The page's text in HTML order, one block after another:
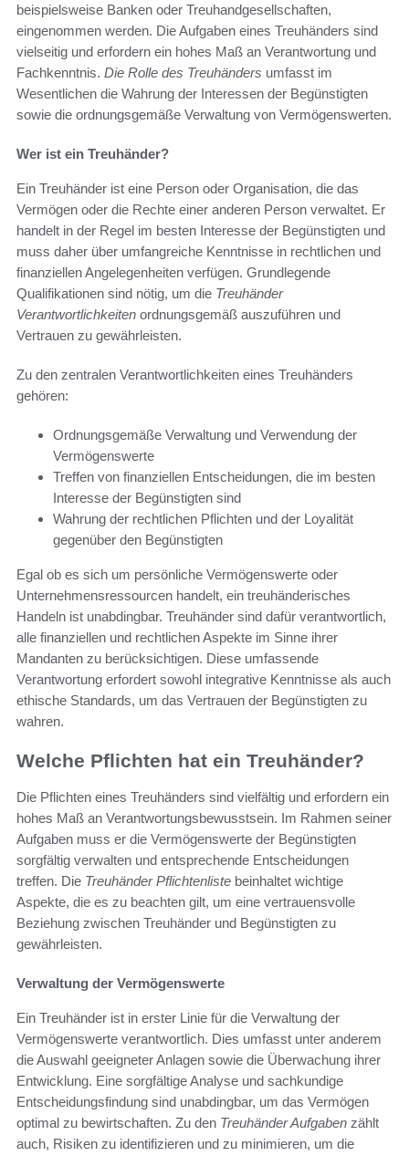
beispielsweise Banken oder Treuhandgesellschaften,
eingenommen werden. Die Aufgaben eines Treuhänders sind
vielseitig und erfordern ein hohes Maß an Verantwortung und
Fachkenntnis. Die Rolle des Treuhänders umfasst im
Wesentlichen die Wahrung der Interessen der Begünstigten
sowie die ordnungsgemäße Verwaltung von Vermögenswerten.
Wer ist ein Treuhänder?
Ein Treuhänder ist eine Person oder Organisation, die das
Vermögen oder die Rechte einer anderen Person verwaltet. Er
handelt in der Regel im besten Interesse der Begünstigten und
muss daher über umfangreiche Kenntnisse in rechtlichen und
finanziellen Angelegenheiten verfügen. Grundlegende
Qualifikationen sind nötig, um die Treuhänder
Verantwortlichkeiten ordnungsgemäß auszuführen und
Vertrauen zu gewährleisten.
Zu den zentralen Verantwortlichkeiten eines Treuhänders
gehören:
Ordnungsgemäße Verwaltung und Verwendung der
Vermögenswerte
Treffen von finanziellen Entscheidungen, die im besten
Interesse der Begünstigten sind
Wahrung der rechtlichen Pflichten und der Loyalität
gegenüber den Begünstigten
Egal ob es sich um persönliche Vermögenswerte oder
Unternehmensressourcen handelt, ein treuhänderisches
Handeln ist unabdingbar. Treuhänder sind dafür verantwortlich,
alle finanziellen und rechtlichen Aspekte im Sinne ihrer
Mandanten zu berücksichtigen. Diese umfassende
Verantwortung erfordert sowohl integrative Kenntnisse als auch
ethische Standards, um das Vertrauen der Begünstigten zu
wahren.
Welche Pflichten hat ein Treuhänder?
Die Pflichten eines Treuhänders sind vielfältig und erfordern ein
hohes Maß an Verantwortungsbewusstsein. Im Rahmen seiner
Aufgaben muss er die Vermögenswerte der Begünstigten
sorgfältig verwalten und entsprechende Entscheidungen
treffen. Die Treuhänder Pflichtenliste beinhaltet wichtige
Aspekte, die es zu beachten gilt, um eine vertrauensvolle
Beziehung zwischen Treuhänder und Begünstigten zu
gewährleisten.
Verwaltung der Vermögenswerte
Ein Treuhänder ist in erster Linie für die Verwaltung der
Vermögenswerte verantwortlich. Dies umfasst unter anderem
die Auswahl geeigneter Anlagen sowie die Überwachung ihrer
Entwicklung. Eine sorgfältige Analyse und sachkundige
Entscheidungsfindung sind unabdingbar, um das Vermögen
optimal zu bewirtschaften. Zu den Treuhänder Aufgaben zählt
auch, Risiken zu identifizieren und zu minimieren, um die